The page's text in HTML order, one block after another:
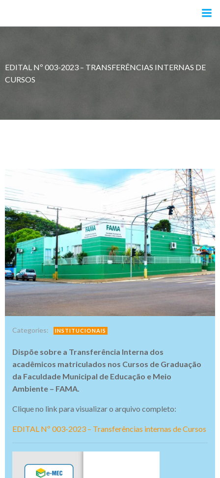
o
EDITAL Nº 003-2023 – TRANSFERÊNCIAS INTERNAS DE
CURSOS
Categories: INSTITUCIONAIS
Dispõe sobre a Transferência Interna dos
acadêmicos matriculados nos Cursos de Graduação
da Faculdade Municipal de Educação e Meio
Ambiente – FAMA.
Clique no link para visualizar o arquivo completo:
EDITAL Nº 003-2023 – Transferências internas de Cursos